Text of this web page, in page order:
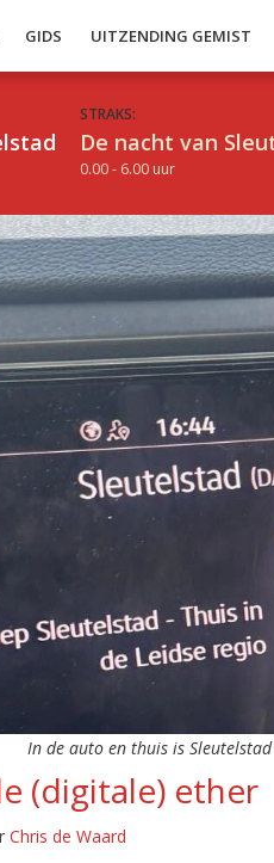
GIDS UITZENDING GEMIST
STRAKS:
De nacht van
0.00 - 6.00 uur
In de auto en thuis is
(digitale) ether
Chris de Waard